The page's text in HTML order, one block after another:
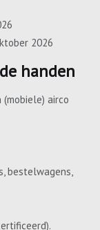
2026
handen
airco
bestelwagens,